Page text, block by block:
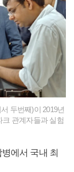
두번째)이 2019년
크 관계자들과 실험
에서 국내 최